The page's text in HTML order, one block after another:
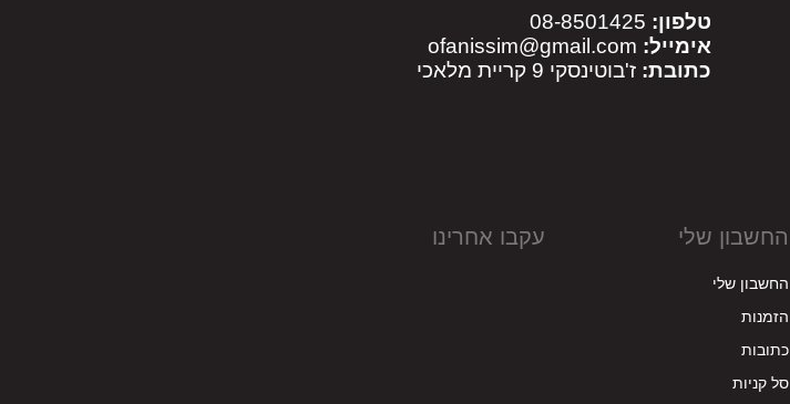
טלפון:
אימייל: ofanissim@gmail.com
כתובת: ז'בוטינסקי 9 קריית מלאכי
החשבון שלי
החשבון שלי
הזמנות
כתובות
סל קניות
עקבו אחרינו